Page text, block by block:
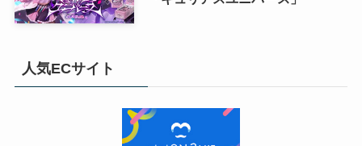
人気ECサイト